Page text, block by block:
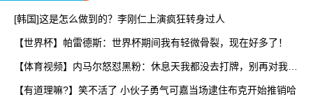
[韩国]这是怎么做到的？李刚仁上演疯狂转身过人
【世界杯】帕雷德斯：世界杯期间我有轻微骨裂，现在好多了！
【体育视频】内马尔怒怼黑粉：休息天我都没去打牌，别再对我指
【有道理嘛?】笑不活了 小伙子勇气可嘉当场逮住布克开始推销哈